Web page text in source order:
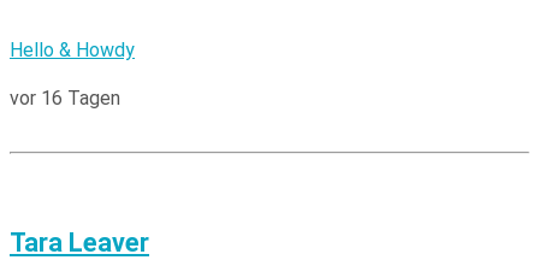
Hello & Howdy
vor 16 Tagen
Tara Leaver